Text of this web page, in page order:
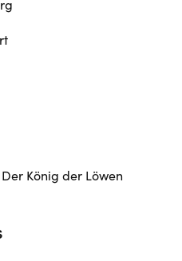
König der Löwen